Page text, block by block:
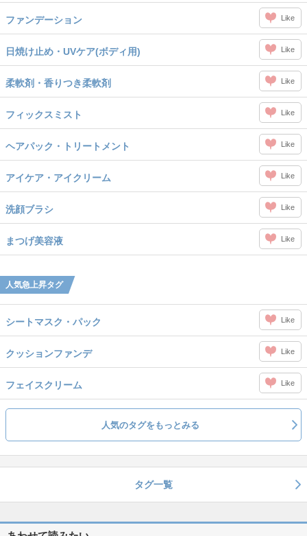
ファンデーション Like
日焼け止め・UVケア(ボディ用) Like
柔軟剤・香りつき柔軟剤 Like
フィックスミスト Like
ヘアパック・トリートメント Like
アイケア・アイクリーム Like
洗顔ブラシ Like
まつげ美容液 Like
人気急上昇タグ
シートマスク・パック Like
クッションファンデ Like
フェイスクリーム Like
人気のタグをもっとみる
タグ一覧